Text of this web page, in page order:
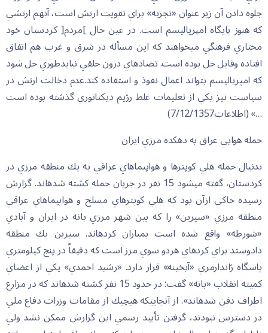
جلوه دادن آن زير عنوان «تجزيه» براي تقويت ارتش است، آنهم ارتشي
كه هنوز پايگاه امپرياليسم است. در عين حال ]مردم[ كردستان خود
مختاري فرهنگي مي‏خواهند كه اين مسأله در شرق و غرب هم اتفاق
افتاده وقابل حل بوده است. تضادهاي درون خلقي نبايدطوري حل شود
كه امپرياليسم بتواند اعمال نفوذ و استفاده كند.عدم دخالت ارتش در
سياست نيز يكي از تعليمات غلط رژيم ديكتاتوري گذشته بوده است
…» (اطلاعات7/12/1357)
حمله هوايي عراق به دهكده مرزي ايران
بدنبال حمله هلي كوپترها و هواپيماهاي عراقي به يك منطقه مرزي در
كردستان، گفته مي‏شود 15 نفر در جريان حمله كشته شده‏اند. گزارش
رسيده حاكي ازآن بود كه هلي كوپترهاي مسلح و هواپيماهاي عراقي
منطقه مرزي «سيرين» را كه بين شهر مرزي بانه در ايران و آبادي
«شورطه» واقع شده است بمباران كرده‏اند. سيرين يك منطقه
دادوستد براي كردهاي هردو سوي مرز است كه دقيقاً در پنج كيلومتري
پاسگاه ژاندارمري «آبخينه» قرار دارد. «رشيد احمدي» يكي از اعضاي
كميته انقلاب «بانه» گفت: در حدود 15 نفر كشته شده‏اند كه در مزارع
اطراف دفن شده‏اند». از آنجاييكه هيچيك از مقامات وزرات دفاع ملي
در دسترس نبودند، گرفتن تأييد رسمي اين گزارش ممكن نشد ولي